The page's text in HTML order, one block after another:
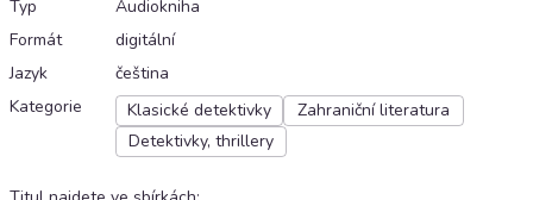
Typ
Audiokniha
Formát
digitální
Jazyk
čeština
Kategorie
Klasické detektivky
Zahraniční literatura
Detektivky, thrillery